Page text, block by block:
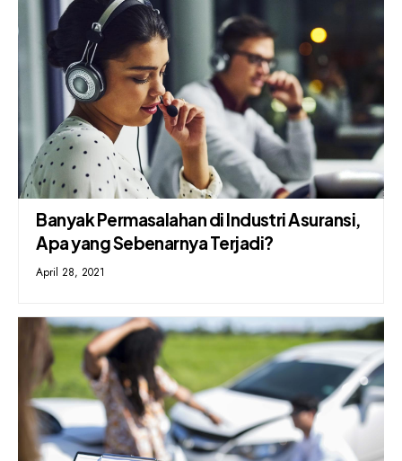
Banyak Permasalahan di Industri Asuransi,
Apa yang Sebenarnya Terjadi?
April 28, 2021